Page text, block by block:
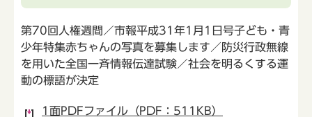
第70回人権週間／市報平成31年1月1日号子ども・青
少年特集赤ちゃんの写真を募集します／防災行政無線
を用いた全国一斉情報伝達試験／社会を明るくする運
動の標語が決定
1面PDFファイル（PDF：511KB）